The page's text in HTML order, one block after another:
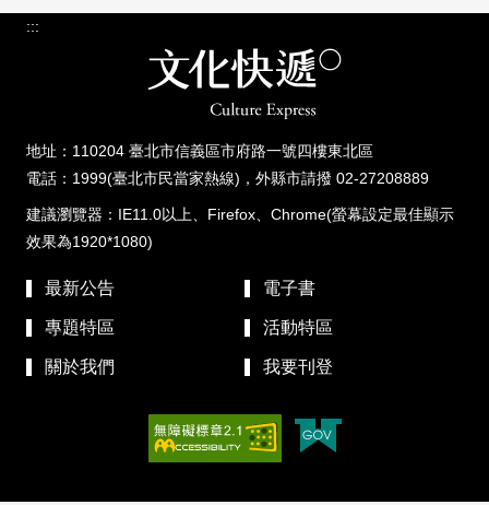
:::
地址：110204 臺北市信義區市府路一號四樓東北區
電話：1999(臺北市民當家熱線)，外縣市請撥 02-27208889
建議瀏覽器：IE11.0以上、Firefox、Chrome(螢幕設定最佳顯示
效果為1920*1080)
最新公告 電子書
專題特區 活動特區
關於我們 我要刊登